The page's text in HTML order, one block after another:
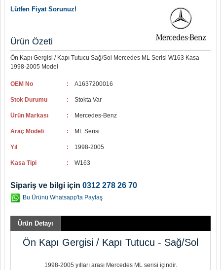
Lütfen Fiyat Sorunuz!
Ürün Özeti
Ön Kapı Gergisi / Kapı Tutucu Sağ/Sol Mercedes ML Serisi W163 Kasa
1998-2005 Model
OEM No : A1637200016
Stok Durumu : Stokta Var
Ürün Markası : Mercedes-Benz
Araç Modeli : ML Serisi
Yıl : 1998-2005
Kasa Tipi : W163
Sipariş ve bilgi için 0312 278 26 70
Bu Ürünü Whatsapp'ta Paylaş
Ürün Detayı
Ön Kapı Gergisi / Kapı Tutucu - Sağ/Sol
1998-2005 yılları arası Mercedes ML serisi içindir.